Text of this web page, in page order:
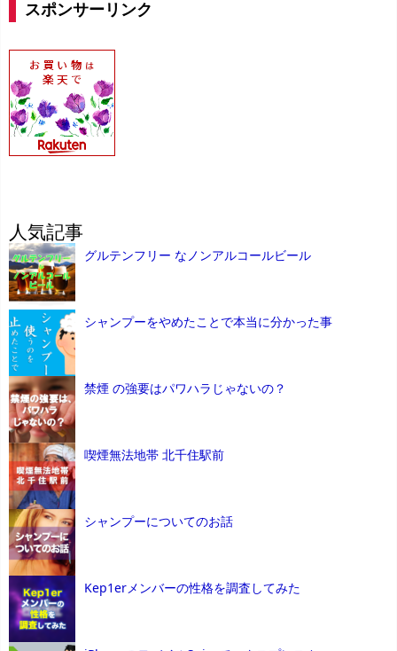
スポンサーリンク
人気記事
グルテンフリー なノンアルコールビール
シャンプーをやめたことで本当に分かった事
禁煙 の強要はパワハラじゃないの？
喫煙無法地帯 北千住駅前
シャンプーについてのお話
Kep1erメンバーの性格を調査してみた